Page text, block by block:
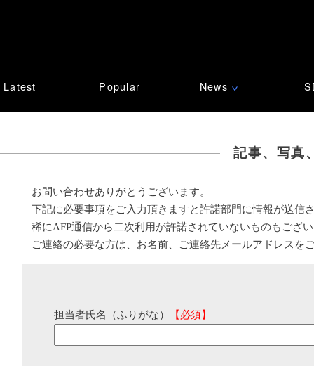
Latest Popular News ∨
記事、写真
お問い合わせありがとうございます。
下記に必要事項をご入力頂きますと許諾部門に情報が送信
稀にAFP通信から二次利用が許諾されていないものもござ
ご連絡の必要な方は、お名前、ご連絡先メールアドレスを
担当者氏名（ふりがな） 【必須】